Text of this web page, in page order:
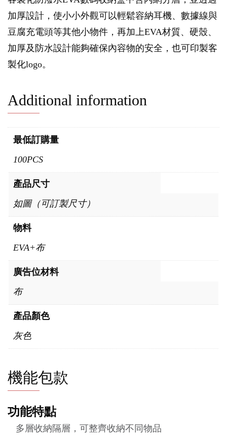
加厚設計，使小小外觀可以輕鬆容納耳機、數據線與
豆腐充電頭等其他小物件，再加上EVA材質、硬殼、
加厚及防水設計能夠確保內容物的安全，也可印製客
製化logo。
Additional information
最低訂購量
100PCS
產品尺寸
如圖（可訂製尺寸）
物料
EVA+布
廣告位材料
布
產品顏色
灰色
機能包款
功能特點
多層收納隔層，可整齊收納不同物品